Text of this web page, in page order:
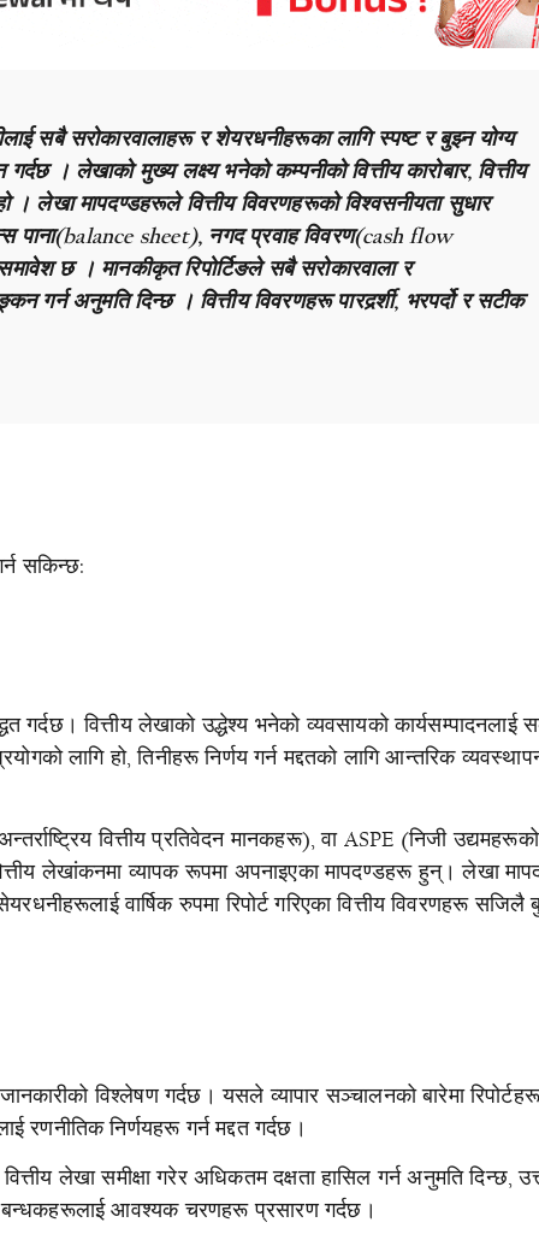
सबै सरोकारवालाहरू र शेयरधनीहरूका लागि स्पष्ट र बुझ्न योग्य
। लेखाको मुख्य लक्ष्य भनेको कम्पनीको वित्तीय कारोबार, वित्तीय
हो । लेखा मापदण्डहरूले वित्तीय विवरणहरूको विश्वसनीयता सुधार
पाना(balance sheet), नगद प्रवाह विवरण(cash flow
छ । मानकीकृत रिपोर्टिङले सबै सरोकारवाला र
गर्न अनुमति दिन्छ । वित्तीय विवरणहरू पारदर्र्शी, भरपर्दो र सटीक
सकिन्छ:
गर्दछ। वित्तीय लेखाको उद्धेश्य भनेको व्यवसायको कार्यसम्पादनलाई
लागि हो, तिनीहरू निर्णय गर्न मद्दतको लागि आन्तरिक
वित्तीय प्रतिवेदन मानकहरू), वा ASPE (निजी
लेखांकनमा व्यापक रूपमा अपनाइएका मापदण्डहरू हुन्। लेखा
वार्षिक रुपमा रिपोर्ट गरिएका वित्तीय विवरणहरू सजिलै
विश्लेषण गर्दछ। यसले व्यापार सञ्चालनको बारेमा
रणनीतिक निर्णयहरू गर्न मद्दत गर्दछ।
लेखा समीक्षा गरेर अधिकतम दक्षता हासिल गर्न अनुमति दिन्छ,
आवश्यक चरणहरू प्रसारण गर्दछ।